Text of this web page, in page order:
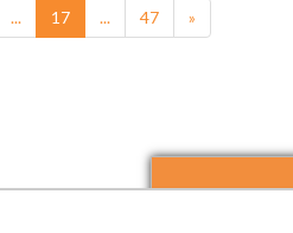
... 17(current)
... 47 »